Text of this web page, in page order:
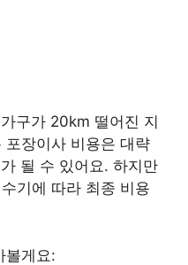
구가 20km 떨어진 지
포장이사 비용은 대략
될 수 있어요. 하지만
기에 따라 최종 비용
볼게요: